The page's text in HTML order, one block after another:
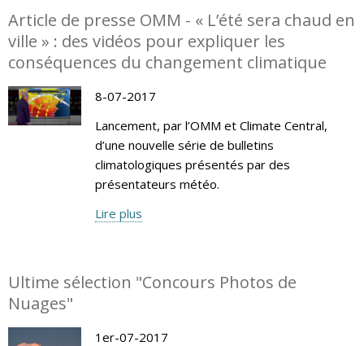
Article de presse OMM - « L’été sera chaud en
ville » : des vidéos pour expliquer les
conséquences du changement climatique
8-07-2017
Lancement, par l’OMM et Climate Central,
d’une nouvelle série de bulletins
climatologiques présentés par des
présentateurs météo.
Lire plus
Ultime sélection "Concours Photos de
Nuages"
1er-07-2017